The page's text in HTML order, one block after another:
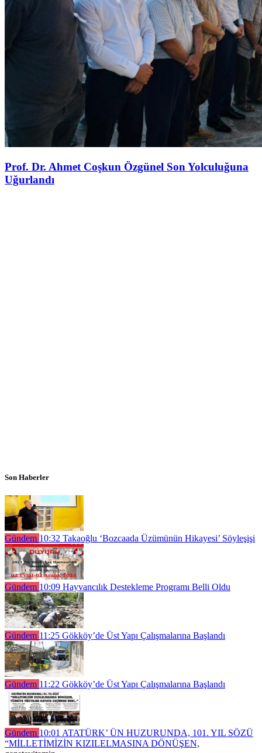
Prof. Dr. Ahmet Coşkun Özgünel Son Yolculuğuna
Uğurlandı
Son Haberler
Gündem 10:32 Takaoğlu ‘Bozcaada Üzümünün Hikayesi’ Söyleşişi
Gündem 10:09 Hayvancılık Destekleme Programı Belli Oldu
Gündem 11:25 Gökköy’de Üst Yapı Çalışmalarına Başlandı
Gündem 11:22 Gökköy’de Üst Yapı Çalışmalarına Başlandı
Gündem 10:01 ATATÜRK’ ÜN HUZURUNDA, 101. YIL SÖZÜ
“MİLLETİMİZİN KIZILELMASINA DÖNÜŞEN,